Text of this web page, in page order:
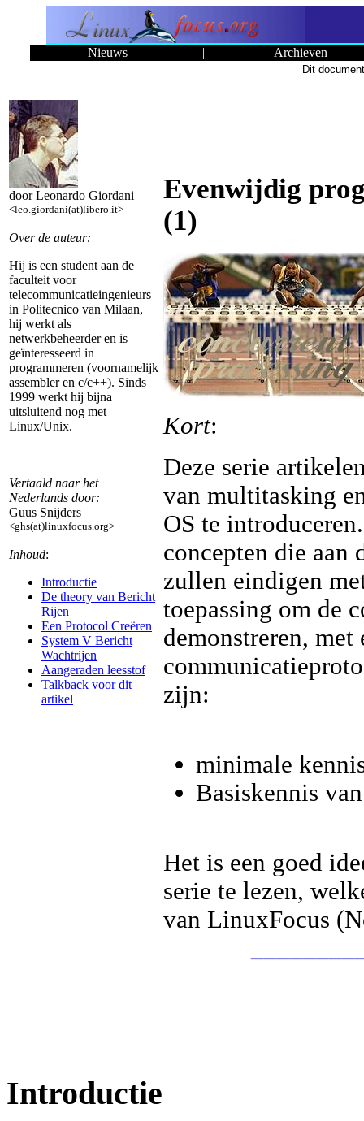
Nieuws | Archieven
Dit
door Leonardo Giordani
<leo.giordani(at)libero.it>
Over de auteur:
Hij is een student aan de
faculteit voor
telecommunicatieingenieurs
in Politecnico van Milaan,
hij werkt als
netwerkbeheerder en is
geïnteresseerd in
programmeren (voornamelijk
assembler en c/c++). Sinds
1999 werkt hij bijna
uitsluitend nog met
Linux/Unix.
Vertaald naar het
Nederlands door:
Guus Snijders
<ghs(at)linuxfocus.org>
Inhoud:
Introductie
De theory van Bericht
Rijen
Een Protocol Creëren
System V Bericht
Wachtrijen
Aangeraden leesstof
Talkback voor dit
artikel
Evenwijdig
(1)
Kort:
Deze serie
van multitasking
OS te
concepten die aan
zullen eindigen
toepassing om de
demonstreren,
zijn:
minimale
Basiskennis
Het is een goed
serie te lezen,
van LinuxFocus
Introductie